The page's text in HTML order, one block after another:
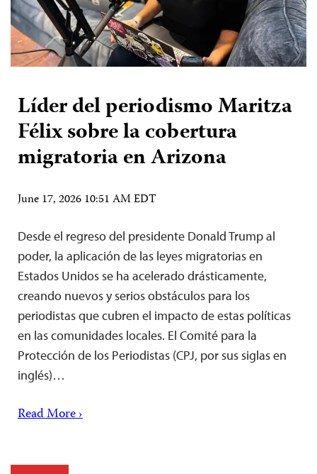
Líder del periodismo Maritza
Félix sobre la cobertura
migratoria en Arizona
June 17, 2026 10:51 AM EDT
Desde el regreso del presidente Donald Trump al
poder, la aplicación de las leyes migratorias en
Estados Unidos se ha acelerado drásticamente,
creando nuevos y serios obstáculos para los
periodistas que cubren el impacto de estas políticas
en las comunidades locales. El Comité para la
Protección de los Periodistas (CPJ, por sus siglas en
inglés)…
Read More ›